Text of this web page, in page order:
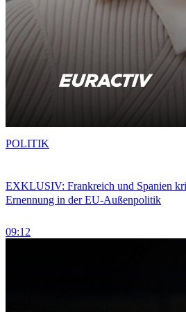
EXKLUSIV: Frankreich und Spanien
Ernennung in der EU-Außenpolitik
09:12
POLITIK